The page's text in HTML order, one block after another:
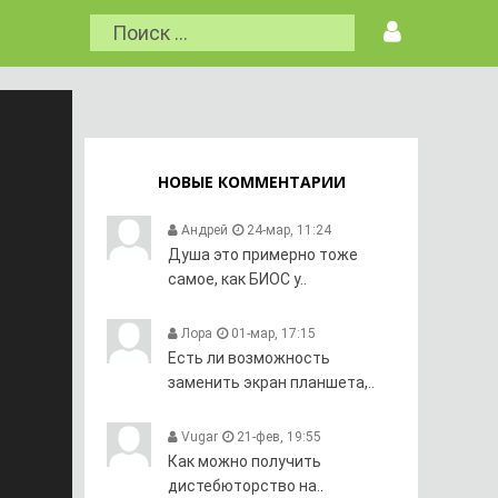
НОВЫЕ КОММЕНТАРИИ
Андрей 24-мар, 11:24
Душа это примерно тоже
самое, как БИОС у..
Лора 01-мар, 17:15
Есть ли возможность
заменить экран планшета,..
Vugar 21-фев, 19:55
Как можно получить
дистебюторство на..